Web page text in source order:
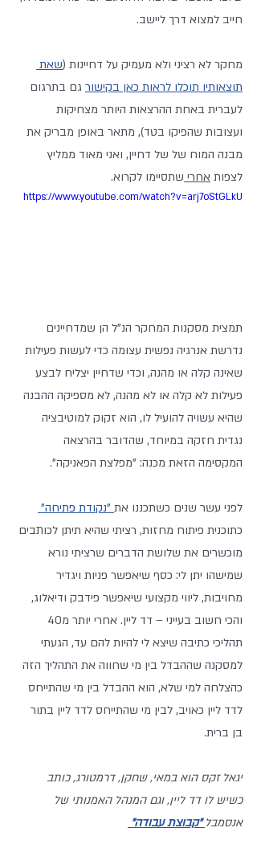
חייב למצוא דרך ליישב.
מחקר לא רציני ולא מעמיק על דחיינות (שאת
תוצאותיו תוכלו לראות כאן בקישור גם בתרגום
לעברית באחת ההרצאות היותר מצחיקות
ועצובות שהפיקו בטד), מתאר באופן מבריק את
מבנה המוח של של דחיין, ואני מאוד ממליץ
לצפות אחרי שתסיימו לקרוא.
https://www.youtube.com/watch?v=arj7oStGLkU
תמצית מסקנות המחקר הנ"ל הן שמדחיינים
נדרשת אנרגיה נפשית עצומה כדי לעשות פעילות
שאינה קלה או מהנה, וכדי שדחיין יצליח לבצע
פעילות לא קלה או לא מהנה, לא מספיקה ההבנה
שהיא עשויה להועיל לו, הוא זקוק למוטיבציה
נגדית חזקה במיוחד, שהדובר בהרצאה
המקסימה הזאת מכנה: "מפלצת הפאניקה".
לפני עשר שנים כשתכננו את "נקודת פתיחה"
כתוכנית פיתוח מחזות, רציתי שהיא תיתן לכותבים
מוכשרים את שלושת הדברים שרציתי נורא
שמישהו יתן לי: כסף שיאפשר פניות ויגדיר
מחויבות, ליווי מקצועי שיאפשר פידבק ודיאלוג,
תהליכי כתיבה שיצא לי להיות להם עד, הגעתי
למסקנה שההבדל בין מי שחווה את התהליך הזה
כהצלחה למי שלא, הוא ההבדל בין מי שהתייחס
לדד ליין כאויב, לבין מי שהתייחס לדד ליין בתור
בן ברית.
יגאל זקס הוא במאי, שחקן, דרמטורג, כותב
כשיש לו דד ליין, וגם המנהל האמנותי של
אנסמבל "קבוצת עבודה"